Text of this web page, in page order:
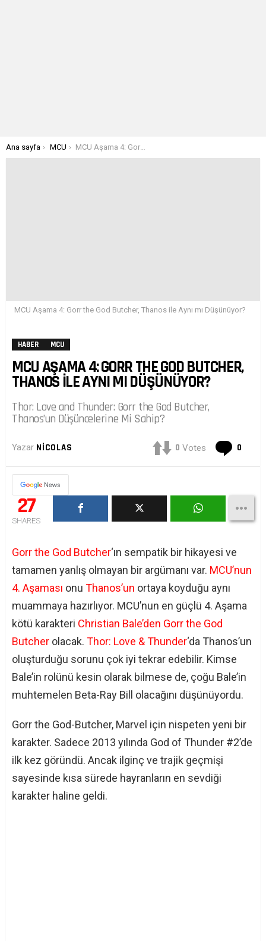
Buradasınız:
Ana sayfa MCU MCU Aşama 4: Gorr the God Butcher, Thanos ile Aynı mı Düşünüyor?
MCU Aşama 4: Gorr the God Butcher, Thanos ile Aynı mı Düşünüyor?
HABER MCU
MCU AŞAMA 4: GORR THE GOD BUTCHER,
THANOS ILE AYNI MI DÜŞÜNÜYOR?
Thor: Love and Thunder: Gorr the God Butcher,
Thanos’un Düşüncelerine Mi Sahip?
Yazar NICOLAS 0 Votes 0
27
SHARES
Gorr the God Butcher‘ın sempatik bir hikayesi ve
tamamen yanlış olmayan bir argümanı var. MCU’nun
4. Aşaması onu Thanos’un ortaya koyduğu aynı
muammaya hazırlıyor. MCU’nun en güçlü 4. Aşama
kötü karakteri Christian Bale’den Gorr the God
Butcher olacak. Thor: Love & Thunder‘da Thanos’un
oluşturduğu sorunu çok iyi tekrar edebilir. Kimse
Bale’in rolünü kesin olarak bilmese de, çoğu Bale’in
muhtemelen Beta-Ray Bill olacağını düşünüyordu.
Gorr the God-Butcher, Marvel için nispeten yeni bir
karakter. Sadece 2013 yılında God of Thunder #2’de
ilk kez göründü. Ancak ilginç ve trajik geçmişi
sayesinde kısa sürede hayranların en sevdiği
karakter haline geldi.